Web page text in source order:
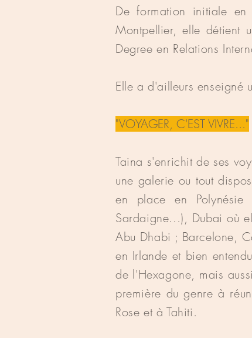
De formation initiale
Montpellier, elle détient
Degree en Relations
Elle a d'ailleurs enseigné
"VOYAGER, C'EST VIVRE..."
Taina s'enrichit de ses
une galerie ou tout
en place en
Sardaigne...), Dubai où
Abu Dhabi ; Barcelone,
en Irlande et bien
de l'Hexagone, mais
première du genre à
Rose et à Tahiti.